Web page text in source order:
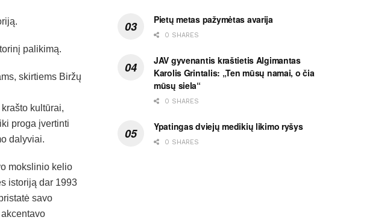
palikimą.
skirtiems Biržų
kultūrai,
proga įvertinti
dalyviai.
mokslinio kelio
istoriją dar 1993
savo
Pietų metas pažymėtas avarija
0 SHARES
JAV gyvenantis kraštietis Algimantas
Karolis Grintalis: „Ten mūsų namai, o čia
mūsų siela“
0 SHARES
Ypatingas dviejų medikių likimo ryšys
0 SHARES